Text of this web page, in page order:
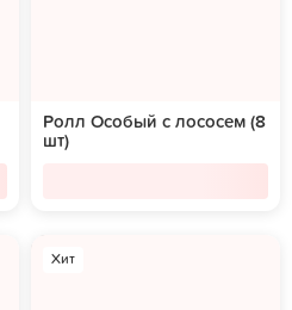
Ролл Особый с лососем (8
шт)
Хит